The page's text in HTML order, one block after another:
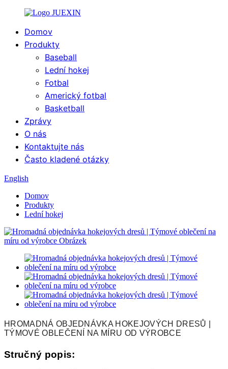
Domov
Produkty
Baseball
Lední hokej
Fotbal
Americký fotbal
Basketball
Zprávy
O nás
Kontaktujte nás
Často kladené otázky
English
Domov
Produkty
Lední hokej
HROMADNÁ OBJEDNÁVKA HOKEJOVÝCH DRESŮ |
TÝMOVÉ OBLEČENÍ NA MÍRU OD VÝROBCE
Stručný popis: